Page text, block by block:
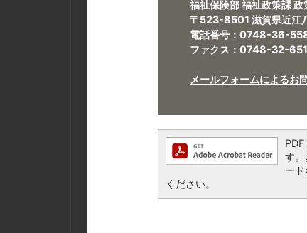
福祉保険部 福祉政策課
〒523-8501 滋賀県近江
電話番号：0748-36-
ファクス：0748-32-
メールフォームによるお
す
ー
ください。